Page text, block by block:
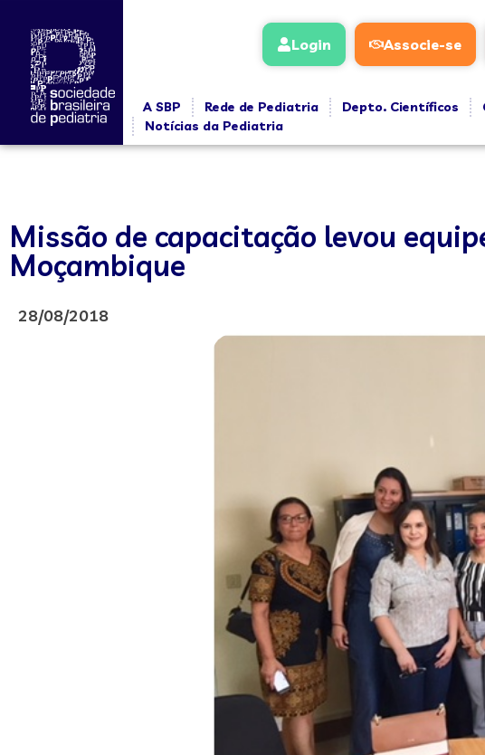
Login Associe-se
A SBP Rede de Pediatria Depto. Científicos
Notícias da Pediatria
Missão de capacitação levou
Moçambique
28/08/2018